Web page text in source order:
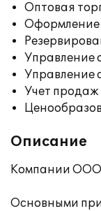
Оптовая
Оформление
Управление
Управление
Учет
Описание
Компании ООО
Основными